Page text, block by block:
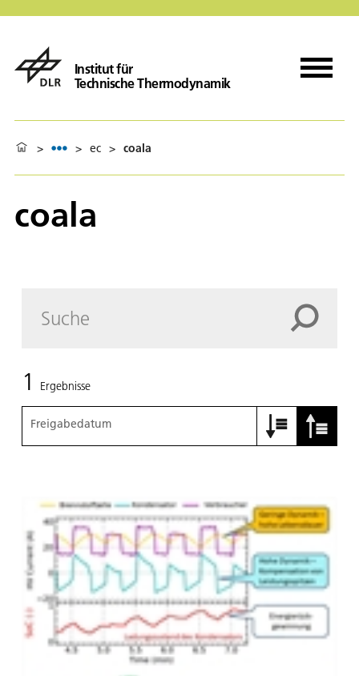
Institut für
Technische Thermodynamik
> > ec > coala
coala
1 Ergebnisse
Freigabedatum